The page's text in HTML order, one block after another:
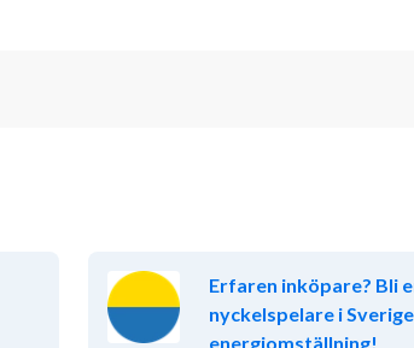
Erfaren inköpare? Bli
nyckelspelare i
energiomställning!